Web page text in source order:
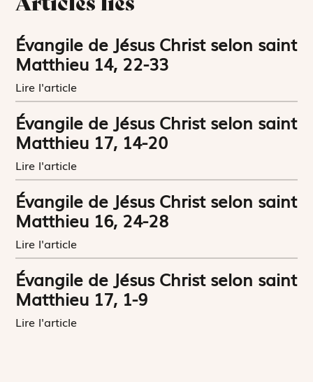
Évangile de Jésus Christ selon saint
Matthieu 14, 22-33
Lire l'article
Évangile de Jésus Christ selon saint
Matthieu 17, 14-20
Lire l'article
Évangile de Jésus Christ selon saint
Matthieu 16, 24-28
Lire l'article
Évangile de Jésus Christ selon saint
Matthieu 17, 1-9
Lire l'article